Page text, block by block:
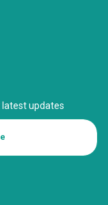
latest updates